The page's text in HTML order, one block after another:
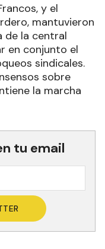
y el
mantuvieron
de la central
en conjunto el
sindicales.
sobre
la marcha
tu email